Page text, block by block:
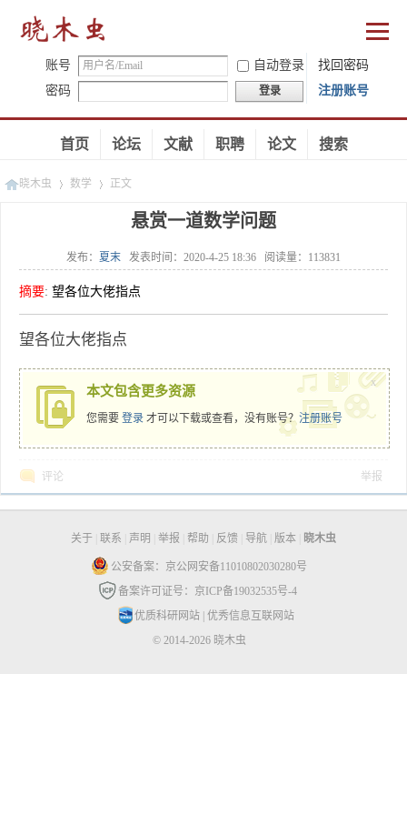
账号 自动登录
找回密码
密码
登录 注册账号
首页 论坛 文献 职聘 论文 搜索
晓木虫 数学 正文
悬赏一道数学问题
发布： 夏末 发表时间： 2020-4-25 18:36 阅读量： 113831
摘要: 望各位大佬指点
望各位大佬指点
本文包含更多资源
您需要 登录 才可以下载或查看，没有账号？ 注册账号
x
评论 举报
关于 联系 声明 举报 帮助 反馈 导航 版本 晓木虫
公安备案：京公网安备11010802030280号
备案许可证号：京ICP备19032535号-4
优质科研网站| 优秀信息互联网站
© 2014-2026 晓木虫